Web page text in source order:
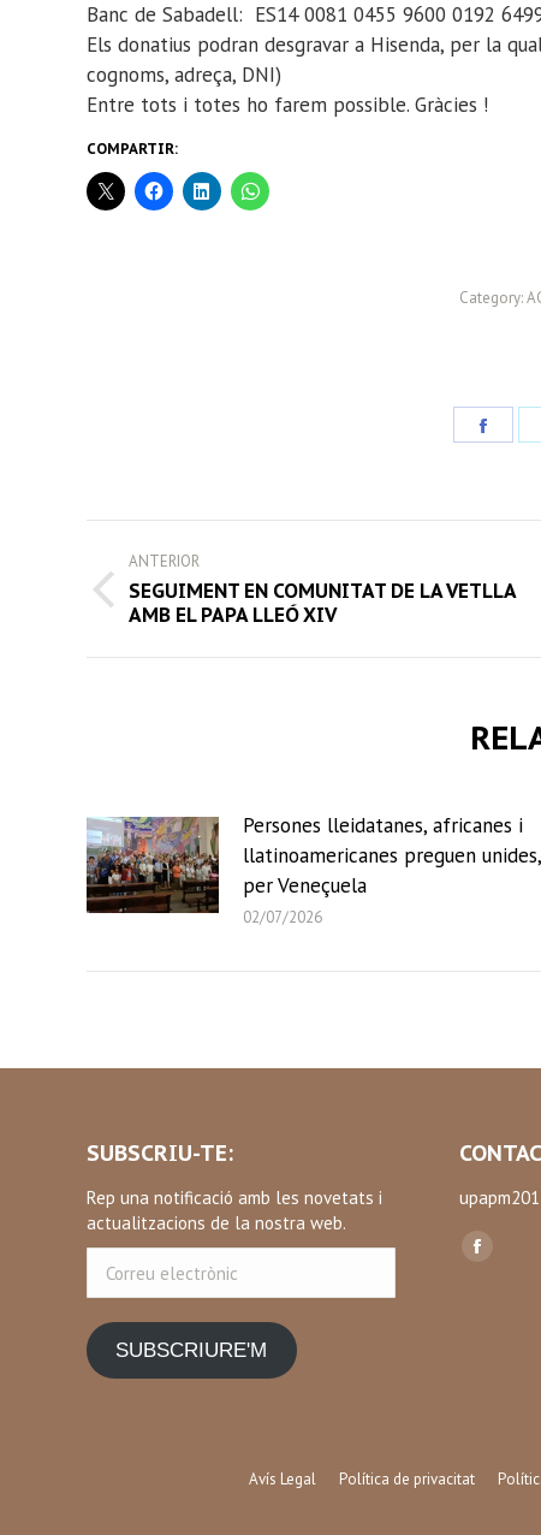
Banc de Sabadell: ES14 0081 0455 9600 0192
Els donatius podran desgravar a Hisenda, per la
cognoms, adreça, DNI)
Entre tots i totes ho farem possible. Gràcies !
COMPARTIR:
Category:
POST
NAVIGATION
ANTERIOR
Previous
SEGUIMENT EN COMUNITAT DE LA VETLLA
AMB EL PAPA LLEÓ XIV
Persones lleidatanes, africanes i
llatinoamericanes preguen unides,
per Veneçuela
02/07/2026
SUBSCRIU-TE:
Rep una notificació amb les novetats i
actualitzacions de la nostra web.
electrònic
SUBSCRIURE'M
Find us on:
Facebook
Avís Legal Política de privacitat